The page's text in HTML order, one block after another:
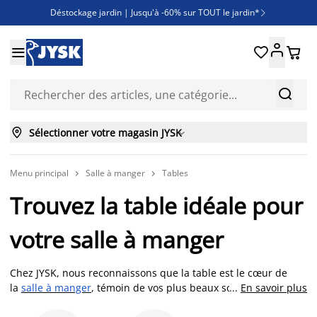
Déstockage jardin | Jusqu'à -60% sur TOUT le jardin* 
Jusqu'à -50% sur une sélection literie
Découvrez les nouveautés de la collection


 
 Sélectionner votre magasin JYSK
Menu principal  Salle à manger  Tables
Trouvez la table idéale pour
votre salle à manger
Chez JYSK, nous reconnaissons que la table est le cœur de
la salle à manger, témoin de vos plus beaux souvenirs. Elle
... En savoir plus